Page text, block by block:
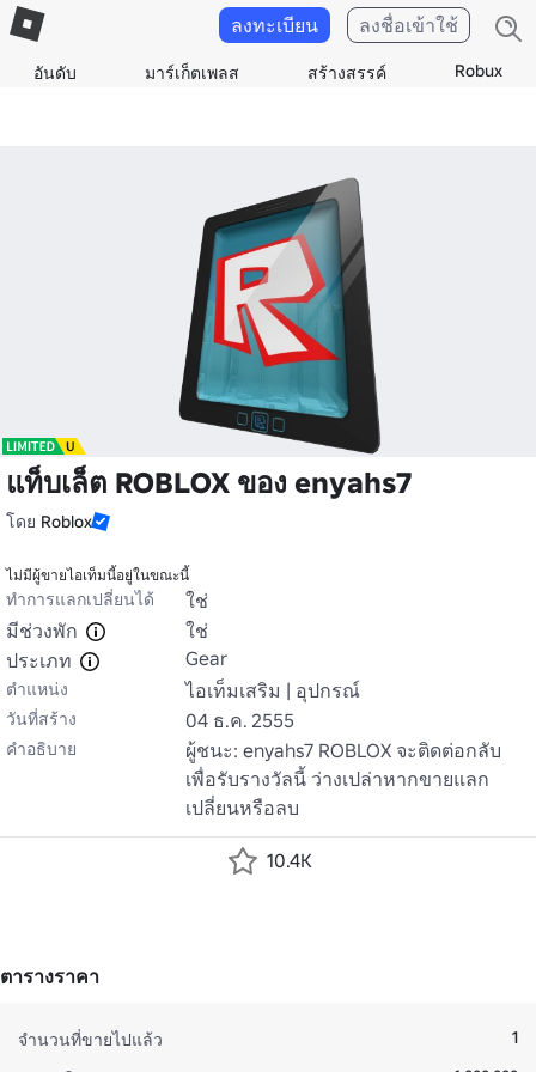
อันดับ มาร์เก็ตเพลส สร้างสรรค์ Robux
ลงทะเบียน ลงชื่อเข้าใช้
แท็บเล็ต ROBLOX ของ enyahs7
โดย Roblox
ไม่มีผู้ขายไอเท็มนี้อยู่ในขณะนี้
ทำการแลกเปลี่ยนได้
ใช่
มีช่วงพัก
ใช่
ประเภท
Gear
ตำแหน่ง ไอเท็มเสริม | อุปกรณ์
วันที่สร้าง 04 ธ.ค. 2555
คำอธิบาย
ผู้ชนะ: enyahs7 ROBLOX จะติดต่อกลับ
เพื่อรับรางวัลนี้ ว่างเปล่าหากขายแลก
เปลี่ยนหรือลบ
10.4K
ตารางราคา
จำนวนที่ขายไปแล้ว
1